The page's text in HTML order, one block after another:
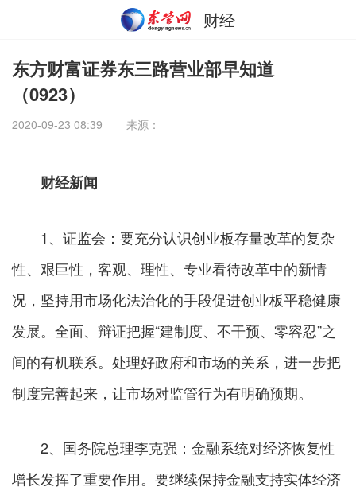
财经
东方财富证券东三路营业部早知道
（0923）
2020-09-23 08:39 来源：
财经新闻
1、证监会：要充分认识创业板存量改革的复杂
性、艰巨性，客观、理性、专业看待改革中的新情
况，坚持用市场化法治化的手段促进创业板平稳健康
发展。全面、辩证把握“建制度、不干预、零容忍”之
间的有机联系。处理好政府和市场的关系，进一步把
制度完善起来，让市场对监管行为有明确预期。
2、国务院总理李克强：金融系统对经济恢复性
增长发挥了重要作用。要继续保持金融支持实体经济